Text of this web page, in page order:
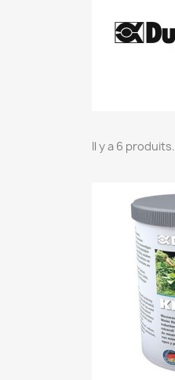
Il y a 6 produits.